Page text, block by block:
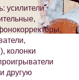
усилители
колонки
другую